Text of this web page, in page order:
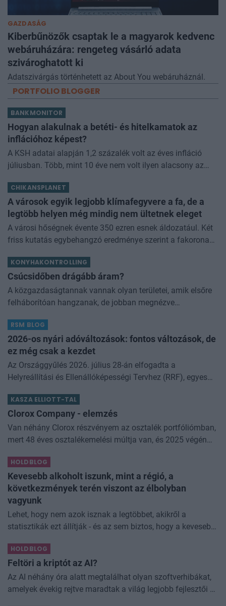
GAZDASÁG
Kiberbűnözők csaptak le a magyarok kedvenc
webáruházára: rengeteg vásárló adata
szivároghatott ki
Adatszivárgás történhetett az About You webáruháznál.
PORTFOLIO BLOGGER
BANKMONITOR
Hogyan alakulnak a betéti- és hitelkamatok az
inflációhoz képest?
A KSH adatai alapján 1,2 százalék volt az éves infláció
júliusban. Több, mint 10 éve nem volt ilyen alacsony az
adathoz képest hogyan alakul
CHIKANSPLANET
A városok egyik legjobb klímafegyvere a fa, de a
legtöbb helyen még mindig nem ültetnek eleget
A városi hőségnek évente 350 ezren esnek áldozatául. Két
friss kutatás egybehangzó eredménye szerint a fakorona
KONYHAKONTROLLING
Csúcsidőben drágább áram?
A közgazdaságtannak vannak olyan területei, amik elsőre
felháborítóan hangzanak, de jobban megnézve
némi kellemetlenséggel is járnak. Az
RSM BLOG
2026-os nyári adóváltozások: fontos változások, de
ez még csak a kezdet
Az Országgyűlés 2026. július 28-án elfogadta a
Helyreállítási és Ellenállóképességi Tervhez (RRF), egyes
kapcsolódó adóintézkedésekről, v
KASZA ELLIOTT-TAL
Clorox Company - elemzés
Van néhány Clorox részvényem az osztalék portfóliómban,
mert 48 éves osztalékemelési múltja van, és 2025 végén
dividend king-et. Azt
HOLDBLOG
Kevesebb alkoholt iszunk, mint a régió, a
következmények terén viszont az élbolyban
vagyunk
Lehet, hogy nem azok isznak a legtöbbet, akikről a
statisztikák ezt állítják - és az sem biztos, hogy a kevesebb
Kevesebb alkoholt iszunk
HOLDBLOG
Feltöri a kriptót az AI?
Az AI néhány óra alatt megtalálhat olyan szoftverhibákat,
amelyek évekig rejtve maradtak a világ legjobb fejlesztői és